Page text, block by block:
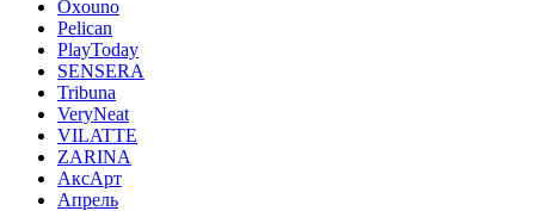
Oxouno
Pelican
PlayToday
SENSERA
Tribuna
VeryNeat
VILATTE
ZARINA
АксАрт
Апрель